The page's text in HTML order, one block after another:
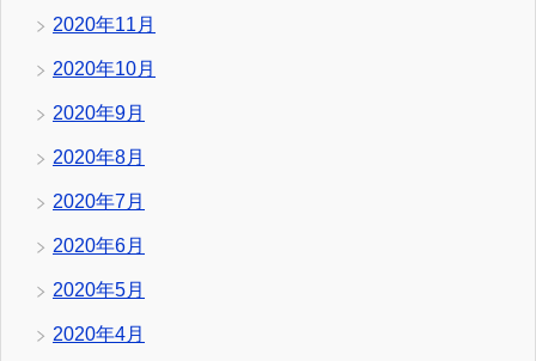
2020年11月
2020年10月
2020年9月
2020年8月
2020年7月
2020年6月
2020年5月
2020年4月